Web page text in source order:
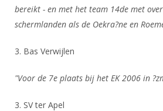
Geschiedenis van het schermen
bereikt - en met het team 14de met
schermlanden als de Oekra?ne en
3. Bas Verwijlen
"Voor de 7e plaats bij het EK 2006 in
3. SV ter Apel